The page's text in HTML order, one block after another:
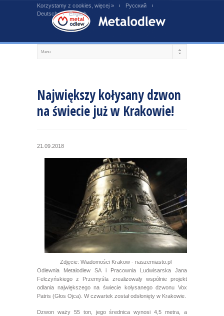
Korzystamy z cookies, więcej »
Русский
Deutsch
English
Największy kołysany dzwon
na świecie już w Krakowie!
21.09.2018
Zdjęcie: Wiadomości Krakow - naszemiasto.pl
Odlewnia Metalodlew SA i Pracownia Ludwisarska Jana
Felczyńskiego z Przemyśla zrealizowały wspólnie projekt
odlania największego na świecie kołysanego dzwonu Vox
Patris (Głos Ojca). W czwartek został odsłonięty w Krakowie.
Dzwon waży 55 ton, jego średnica wynosi 4,5 metra, a